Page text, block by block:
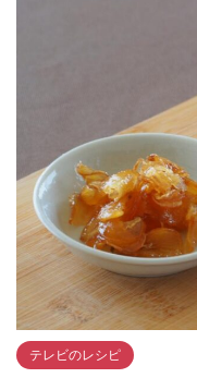
テレビのレシピ